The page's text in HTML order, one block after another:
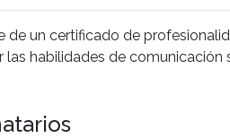
de un certificado de
las habilidades de comunicación